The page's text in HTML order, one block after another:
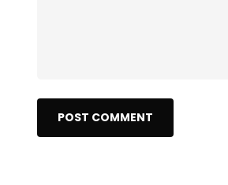
POST COMMENT